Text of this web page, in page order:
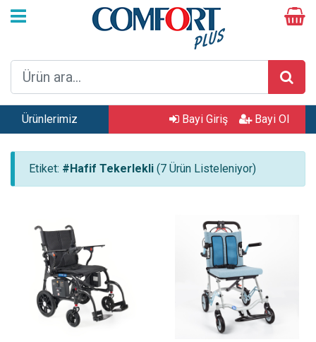
Ürünlerimiz Bayi Giriş Bayi Ol
Etiket: #Hafif Tekerlekli (7 Ürün Listeleniyor)